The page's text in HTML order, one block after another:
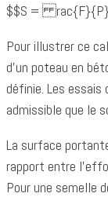
$$S =
Pour illustrer ce
d'un poteau en
définie. Les
admissible que le
La surface
rapport entre
Pour une semelle